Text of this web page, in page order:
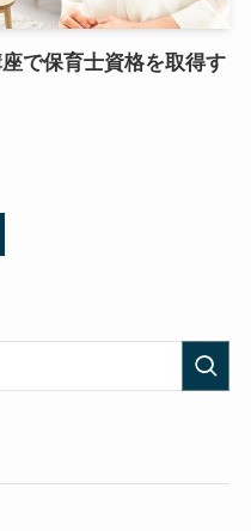
で保育士資格を取得す